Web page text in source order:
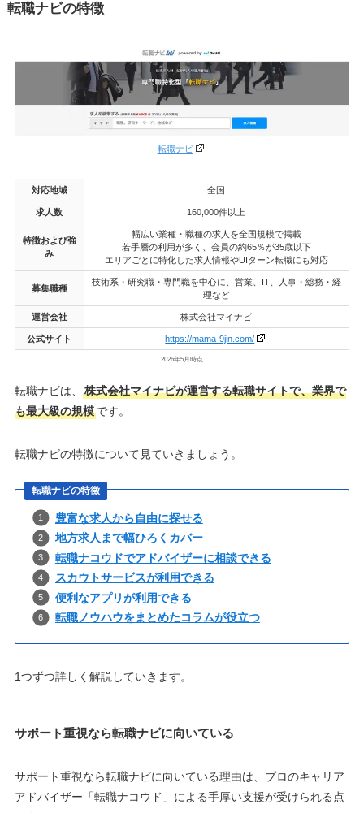
転職ナビの特徴
転職ナビ
対応地域 全国
求人数 160,000件以上
特徴および強
み
幅広い業種・職種の求人を全国規模で掲載
若手層の利用が多く、会員の約65％が35歳以下
エリアごとに特化した求人情報やUIターン転職にも対応
募集職種
技術系・研究職・専門職を中心に、営業、IT、人事・総務・経
理など
運営会社 株式会社マイナビ
公式サイト https://mama-9jin.com/
2026年5月時点
転職ナビは、
株式会社マイナビが運営する転職サイトで、業界で
も最大級の規模です。
転職ナビの特徴について見ていきましょう。
転職ナビの特徴
豊富な求人から自由に探せる
地方求人まで幅ひろくカバー
転職ナコウドでアドバイザーに相談できる
スカウトサービスが利用できる
便利なアプリが利用できる
転職ノウハウをまとめたコラムが役立つ
1つずつ詳しく解説していきます。
サポート重視なら転職ナビに向いている
サポート重視なら転職ナビに向いている理由は、プロのキャリア
アドバイザー「転職ナコウド」による手厚い支援が受けられる点